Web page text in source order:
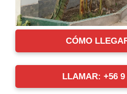
CÓMO
LLAMAR: +56 9